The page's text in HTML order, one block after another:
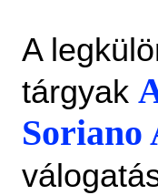
A
tárgyak
Soriano